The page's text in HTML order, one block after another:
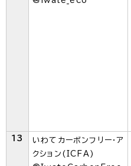
13
いわてカーボンフリー・ア
クション(ICFA)